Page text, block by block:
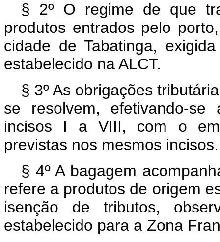
§ 2º O regime de que
produtos entrados pelo
cidade de Tabatinga,
estabelecido na ALCT.
§ 3º As obrigações
se resolvem, efetivando-
incisos I a VIII, com o
previstas nos mesmos incisos.
§ 4º A bagagem
refere a produtos de origem
isenção de tributos,
estabelecido para a Zona